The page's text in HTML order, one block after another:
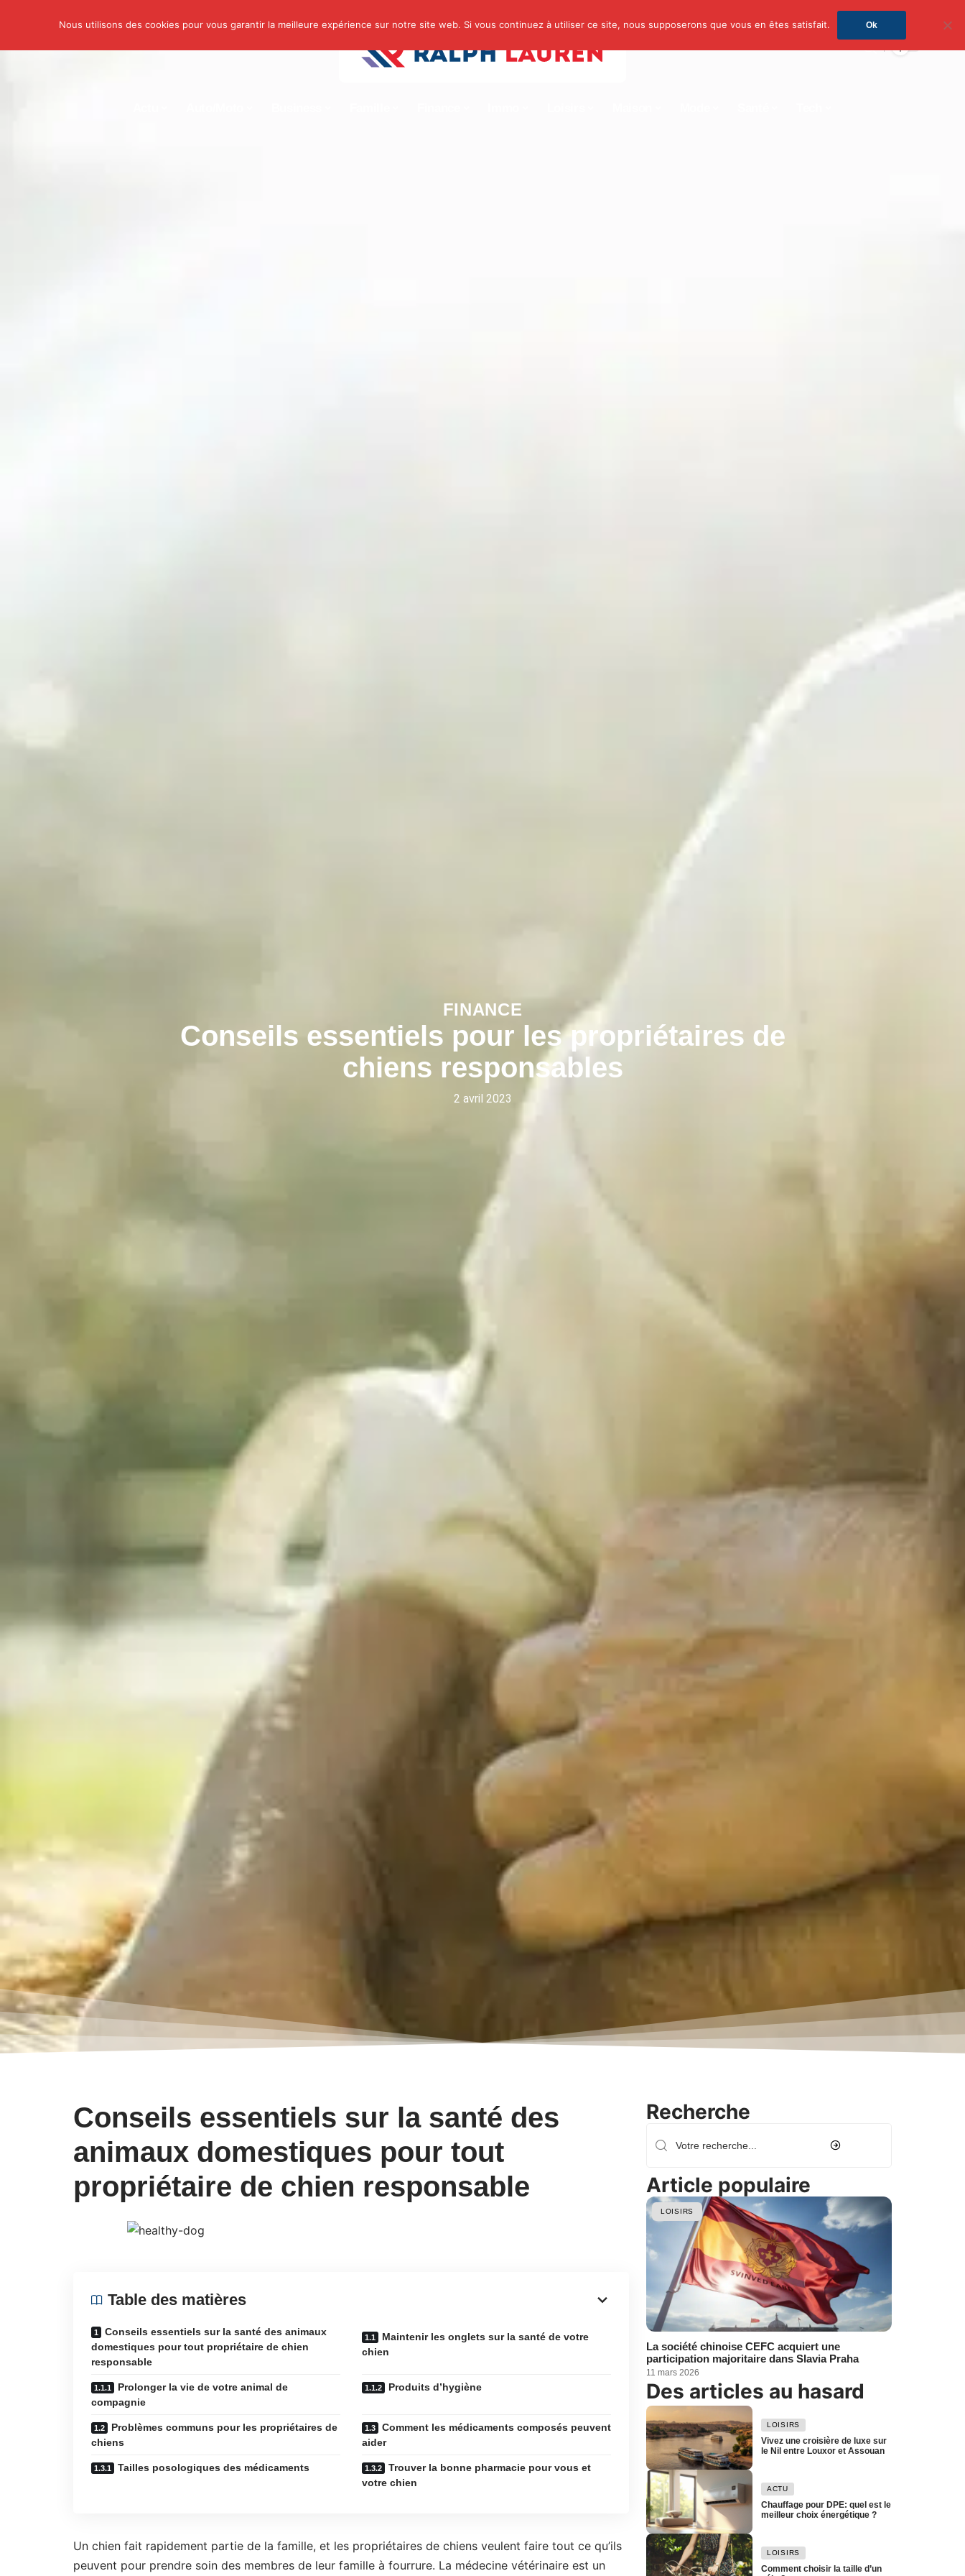
FINANCE
Conseils essentiels pour les propriétaires de
chiens responsables
2 avril 2023
Conseils essentiels sur la santé des
animaux domestiques pour tout
propriétaire de chien responsable
Table des matières
Conseils essentiels sur la santé des animaux
domestiques pour tout propriétaire de chien
responsable
Maintenir les onglets sur la santé de votre
chien
Prolonger la vie de votre animal de
compagnie
Produits d’hygiène
Problèmes communs pour les propriétaires de
chiens
Comment les médicaments composés peuvent
aider
Tailles posologiques des médicaments
Trouver la bonne pharmacie pour vous et
votre chien
Un chien fait rapidement partie de la famille, et les propriétaires de chiens veulent faire tout ce qu’ils
peuvent pour prendre soin des membres de leur famille à fourrure. La médecine vétérinaire est un
Recherche
Article populaire
LOISIRS
La société chinoise CEFC acquiert une
participation majoritaire dans Slavia Praha
11 mars 2026
Des articles au hasard
LOISIRS
Vivez une croisière de luxe sur
le Nil entre Louxor et Assouan
ACTU
Chauffage pour DPE: quel est le
meilleur choix énergétique ?
LOISIRS
Comment choisir la taille d’un
Nous utilisons des cookies pour vous garantir la meilleure expérience sur notre site web. Si vous continuez à utiliser ce site, nous supposerons que vous en êtes satisfait. Ok